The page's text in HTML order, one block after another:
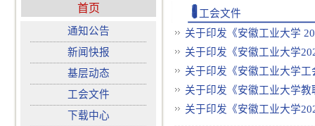
首页
通知公告
新闻快报
基层动态
工会文件
下载中心
工会文件
关于印发《安徽工业大学
关于印发《安徽工业大学
关于印发《安徽工业大学
关于印发《安徽工业大学
关于印发《安徽工业大学